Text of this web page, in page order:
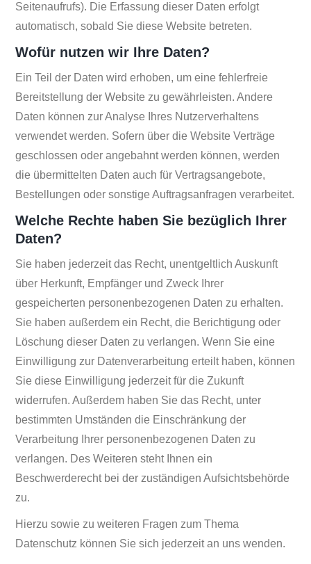
Seitenaufrufs). Die Erfassung dieser Daten erfolgt
automatisch, sobald Sie diese Website betreten.
Wofür nutzen wir Ihre Daten?
Ein Teil der Daten wird erhoben, um eine fehlerfreie
Bereitstellung der Website zu gewährleisten. Andere
Daten können zur Analyse Ihres Nutzerverhaltens
verwendet werden. Sofern über die Website Verträge
geschlossen oder angebahnt werden können, werden
die übermittelten Daten auch für Vertragsangebote,
Bestellungen oder sonstige Auftragsanfragen verarbeitet.
Welche Rechte haben Sie bezüglich Ihrer
Daten?
Sie haben jederzeit das Recht, unentgeltlich Auskunft
über Herkunft, Empfänger und Zweck Ihrer
gespeicherten personenbezogenen Daten zu erhalten.
Sie haben außerdem ein Recht, die Berichtigung oder
Löschung dieser Daten zu verlangen. Wenn Sie eine
Einwilligung zur Datenverarbeitung erteilt haben, können
Sie diese Einwilligung jederzeit für die Zukunft
widerrufen. Außerdem haben Sie das Recht, unter
bestimmten Umständen die Einschränkung der
Verarbeitung Ihrer personenbezogenen Daten zu
verlangen. Des Weiteren steht Ihnen ein
Beschwerderecht bei der zuständigen Aufsichtsbehörde
zu.
Hierzu sowie zu weiteren Fragen zum Thema
Datenschutz können Sie sich jederzeit an uns wenden.